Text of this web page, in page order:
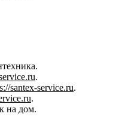
.
santex-service.ru.
.
на дом.